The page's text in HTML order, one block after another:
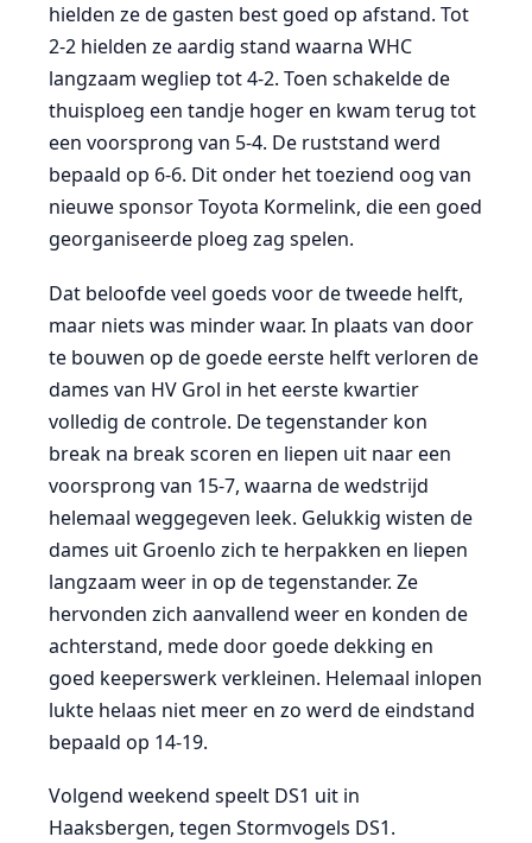
hielden ze de gasten best goed op afstand. Tot
2-2 hielden ze aardig stand waarna WHC
langzaam wegliep tot 4-2. Toen schakelde de
thuisploeg een tandje hoger en kwam terug tot
een voorsprong van 5-4. De ruststand werd
bepaald op 6-6. Dit onder het toeziend oog van
nieuwe sponsor Toyota Kormelink, die een goed
georganiseerde ploeg zag spelen.
Dat beloofde veel goeds voor de tweede helft,
maar niets was minder waar. In plaats van door
te bouwen op de goede eerste helft verloren de
dames van HV Grol in het eerste kwartier
volledig de controle. De tegenstander kon
break na break scoren en liepen uit naar een
voorsprong van 15-7, waarna de wedstrijd
helemaal weggegeven leek. Gelukkig wisten de
dames uit Groenlo zich te herpakken en liepen
langzaam weer in op de tegenstander. Ze
hervonden zich aanvallend weer en konden de
achterstand, mede door goede dekking en
goed keeperswerk verkleinen. Helemaal inlopen
lukte helaas niet meer en zo werd de eindstand
bepaald op 14-19.
Volgend weekend speelt DS1 uit in
Haaksbergen, tegen Stormvogels DS1.